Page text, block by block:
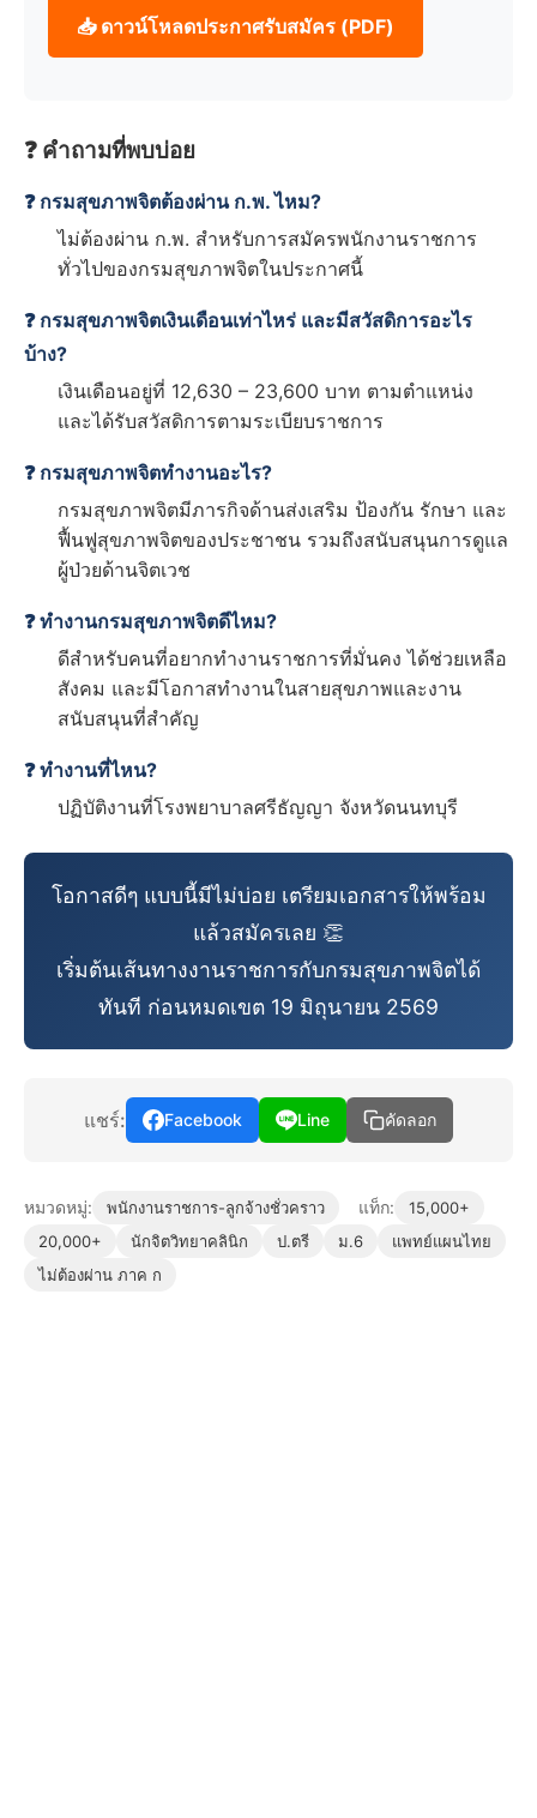
📥 ดาวน์โหลดประกาศรับสมัคร (PDF)
❓ คำถามที่พบบ่อย
❓ กรมสุขภาพจิตต้องผ่าน ก.พ. ไหม?
ไม่ต้องผ่าน ก.พ. สำหรับการสมัครพนักงานราชการ
ทั่วไปของกรมสุขภาพจิตในประกาศนี้
❓ กรมสุขภาพจิตเงินเดือนเท่าไหร่ และมีสวัสดิการอะไร
บ้าง?
เงินเดือนอยู่ที่ 12,630 – 23,600 บาท ตามตำแหน่ง
และได้รับสวัสดิการตามระเบียบราชการ
❓ กรมสุขภาพจิตทำงานอะไร?
กรมสุขภาพจิตมีภารกิจด้านส่งเสริม ป้องกัน รักษา และ
ฟื้นฟูสุขภาพจิตของประชาชน รวมถึงสนับสนุนการดูแล
ผู้ป่วยด้านจิตเวช
❓ ทำงานกรมสุขภาพจิตดีไหม?
ดีสำหรับคนที่อยากทำงานราชการที่มั่นคง ได้ช่วยเหลือ
สังคม และมีโอกาสทำงานในสายสุขภาพและงาน
สนับสนุนที่สำคัญ
❓ ทำงานที่ไหน?
ปฏิบัติงานที่โรงพยาบาลศรีธัญญา จังหวัดนนทบุรี
โอกาสดีๆ แบบนี้มีไม่บ่อย เตรียมเอกสารให้พร้อม
แล้วสมัครเลย 👏
เริ่มต้นเส้นทางงานราชการกับกรมสุขภาพจิตได้
ทันที ก่อนหมดเขต 19 มิถุนายน 2569
แชร์: Facebook Line คัดลอก
หมวดหมู่: พนักงานราชการ-ลูกจ้างชั่วคราว แท็ก:
15,000+
20,000+
นักจิตวิทยาคลินิก ป.ตรี ม.6
แพทย์แผนไทย
ไม่ต้องผ่าน ภาค ก